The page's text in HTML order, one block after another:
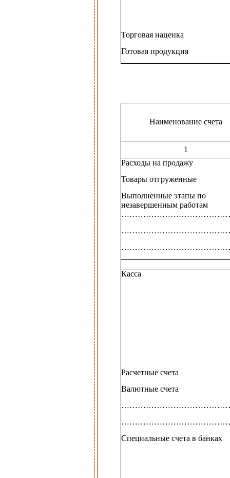
Торговая наценка
Готовая продукция
Наименование счета
1
Расходы на продажу
Товары отгруженные
Выполненные этапы по
незавершенным работам
Касса
Расчетные счета
Валютные счета
Специальные счета в банках